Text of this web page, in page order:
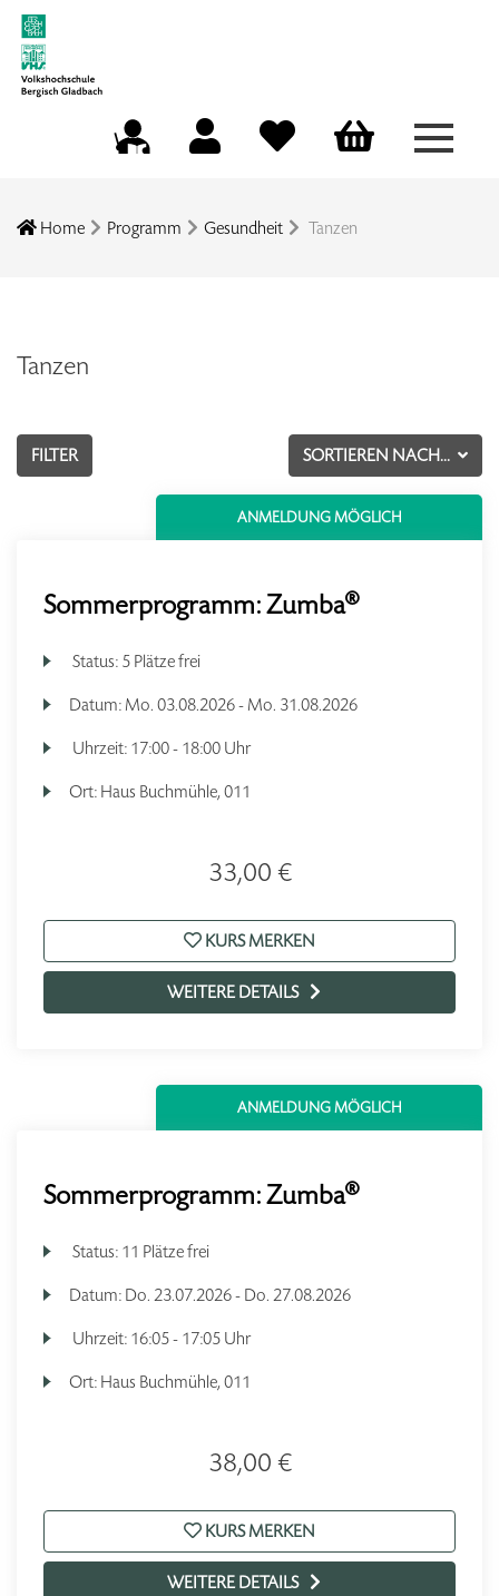
Menü
Home Programm Gesundheit Tanzen
Tanzen
SORTIEREN NACH...
FILTER
ANMELDUNG MÖGLICH
Sommerprogramm: Zumba®
Status: 5 Plätze frei
Datum: Mo. 03.08.2026 - Mo. 31.08.2026
Uhrzeit: 17:00 - 18:00 Uhr
Ort: Haus Buchmühle, 011
33,00 €
KURS MERKEN
WEITERE DETAILS
ANMELDUNG MÖGLICH
Sommerprogramm: Zumba®
Status: 11 Plätze frei
Datum: Do. 23.07.2026 - Do. 27.08.2026
Uhrzeit: 16:05 - 17:05 Uhr
Ort: Haus Buchmühle, 011
38,00 €
KURS MERKEN
WEITERE DETAILS